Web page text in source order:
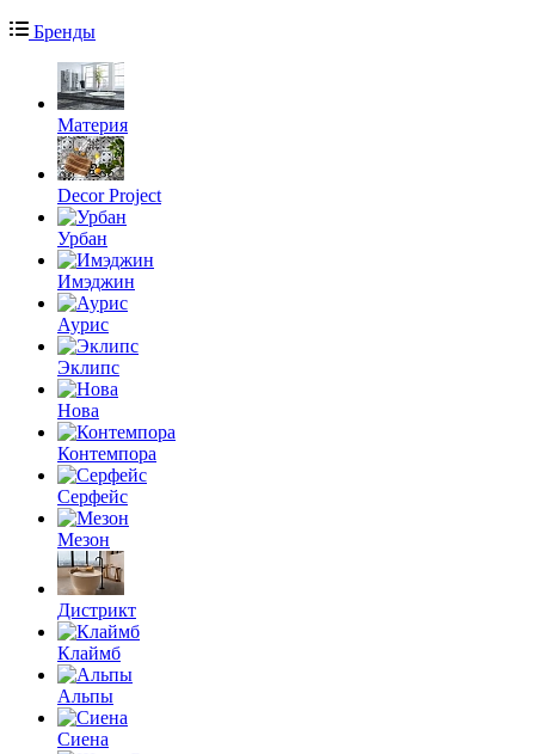
Бренды
Материя
Decor Project
Урбан
Имэджин
Аурис
Эклипс
Нова
Контемпора
Серфейс
Мезон
Дистрикт
Клаймб
Альпы
Сиена